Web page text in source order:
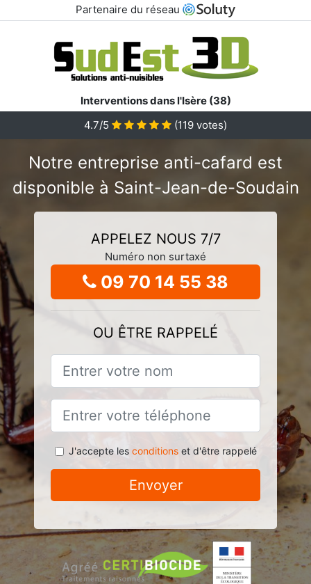
Partenaire du réseau
Interventions dans l'Isère (38)
4.7/5
(119 votes)
Notre entreprise anti-cafard est
disponible à Saint-Jean-de-Soudain
APPELEZ NOUS 7/7
Numéro non surtaxé
09 70 14 55 38
OU ÊTRE RAPPELÉ
J'accepte les conditionset d'être rappelé
Envoyer